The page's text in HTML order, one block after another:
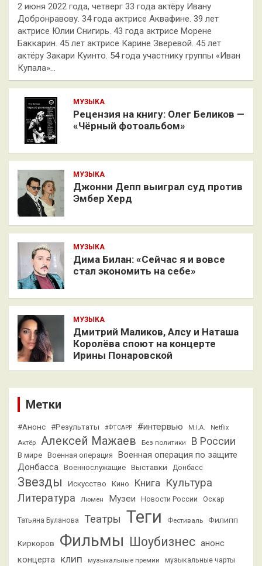
2 июня 2022 года, четверг 33 года актёру Ивану
Добронравову. 34 года актрисе Аквафине. 39 лет
актрисе Юлии Снигирь. 43 года актрисе Морене
Баккарин. 45 лет актрисе Карине Зверевой. 45 лет
актёру Закари Куинто. 54 года участнику группы «Иван
Купала»…
МУЗЫКА
Рецензия на книгу: Олег Беликов —
«Чёрный фотоальбом»
МУЗЫКА
Джонни Депп выиграл суд против
Эмбер Херд
МУЗЫКА
Дима Билан: «Сейчас я и вовсе
стал экономить на себе»
МУЗЫКА
Дмитрий Маликов, Алсу и Наташа
Королёва споют на концерте
Ирины Понаровской
Метки
#Анонс #Результаты #ФТСАРР #интервью M.I.A. Netflix
Актёр Алексей Мажаев Без политики В России
В мире Военная операция
Военная операция по защите
Донбасса Военнослужащие Выставки Донбасс
Звезды Искусство Кино Книга Культура
Литература Люмен Музеи Новости России Оскар
Татьяна Буланова Театры Теги Фестиваль Филипп
Киркоров Фильмы Шоубизнес анонс
концерта клип музыкальные премии
музыкальные чарты